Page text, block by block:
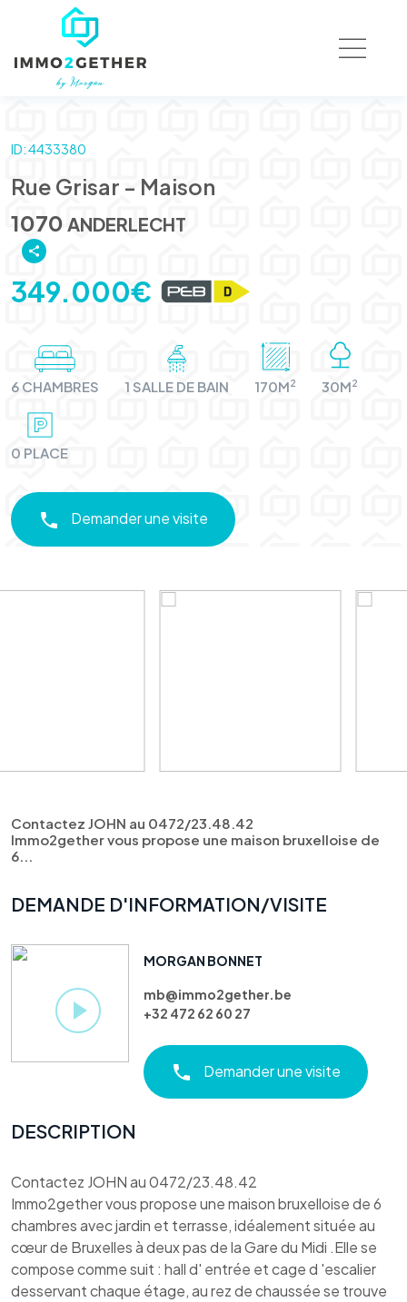
ID: 4433380
Rue Grisar - Maison
1070 ANDERLECHT
349.000€
6 CHAMBRES 1 SALLE DE BAIN 170M2 30M2
0 PLACE
Demander une visite
Contactez JOHN au 0472/23.48.42
Immo2gether vous propose une maison bruxelloise de
6...
DEMANDE D'INFORMATION/VISITE
MORGAN BONNET
mb@immo2gether.be
+32 472 62 60 27
Demander une visite
DESCRIPTION
Contactez JOHN au 0472/23.48.42
Immo2gether vous propose une maison bruxelloise de 6
chambres avec jardin et terrasse, idéalement située au
cœur de Bruxelles à deux pas de la Gare du Midi .Elle se
compose comme suit : hall d' entrée et cage d 'escalier
desservant chaque étage, au rez de chaussée se trouve